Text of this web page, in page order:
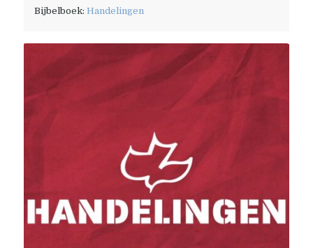
Bijbelboek:Handelingen